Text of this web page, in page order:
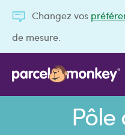
Changez vos
de mesure.